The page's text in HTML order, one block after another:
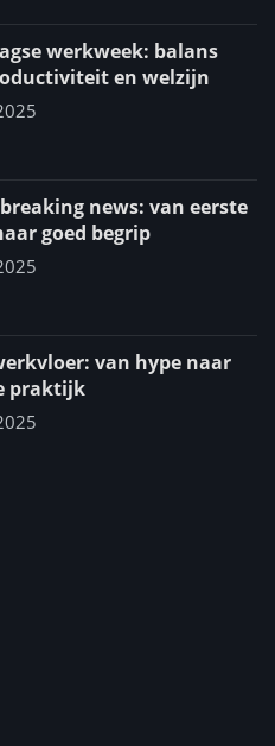
werkweek: balans
en welzijn
news: van eerste
goed begrip
van hype naar
praktijk